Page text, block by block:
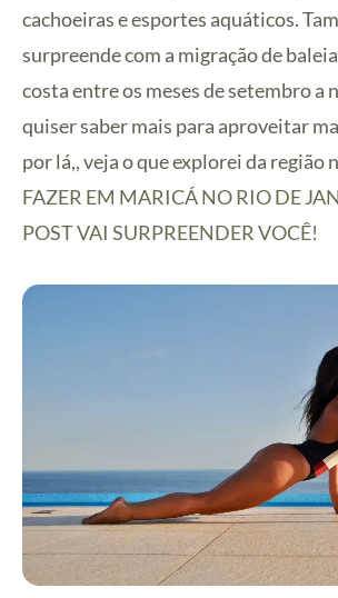
cachoeiras e esportes aquáticos.
surpreende com a migração de
costa entre os meses de setembro a
quiser saber mais para aproveitar
por lá,, veja o que explorei da região
FAZER EM MARICÁ NO RIO DE
POST VAI SURPREENDER VOCÊ!